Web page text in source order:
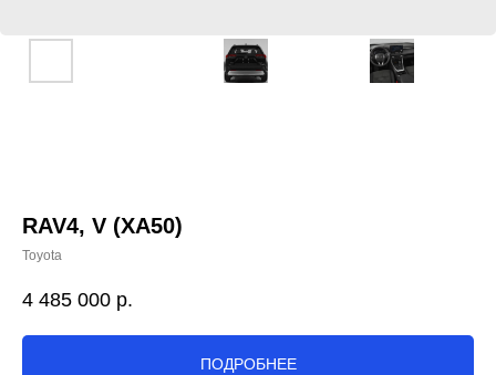
RAV4, V (XA50)
Toyota
4 485 000 р.
ПОДРОБНЕЕ